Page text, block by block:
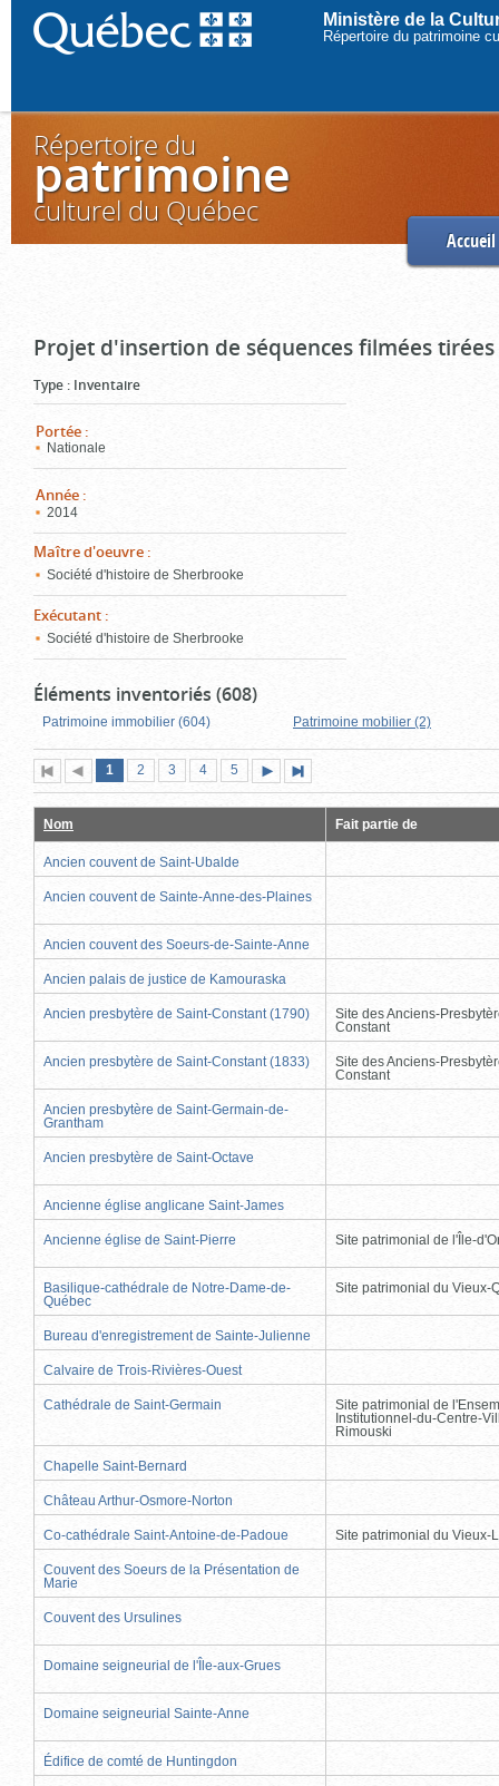
Ministère de la
Répertoire du patrimoine
Répertoire du
patrimoine
culturel du Québec
Accueil
Projet d'insertion de séquences filmées
Type : Inventaire
Portée :
Nationale
Année :
2014
Maître d'oeuvre :
Société d'histoire de Sherbrooke
Exécutant :
Société d'histoire de Sherbrooke
Éléments inventoriés (608)
Patrimoine immobilier (604) Patrimoine mobilier (2)
Première
page
Page
précédente
Page
1 (page
actuelle)
Page
2 Page
3 Page
4 Page
5
suivante
page
Nom Fait partie de
Ancien couvent de Saint-Ubalde
Ancien couvent de Sainte-Anne-des-Plaines
Ancien couvent des Soeurs-de-Sainte-Anne
Ancien palais de justice de Kamouraska
Ancien presbytère de Saint-Constant (1790)
Site des Anciens-
Constant
Ancien presbytère de Saint-Constant (1833)
Site des Anciens-
Constant
Ancien presbytère de Saint-Germain-de-
Grantham
Ancien presbytère de Saint-Octave
Ancienne église anglicane Saint-James
Ancienne église de Saint-Pierre Site patrimonial de l'Île-
Basilique-cathédrale de Notre-Dame-de-
Québec
Site patrimonial du Vieux-
Bureau d'enregistrement de Sainte-Julienne
Calvaire de Trois-Rivières-Ouest
Cathédrale de Saint-Germain
Site patrimonial de
Institutionnel-du-Centre-
Rimouski
Chapelle Saint-Bernard
Château Arthur-Osmore-Norton
Co-cathédrale Saint-Antoine-de-Padoue Site patrimonial du Vieux-
Couvent des Soeurs de la Présentation de
Marie
Couvent des Ursulines
Domaine seigneurial de l'Île-aux-Grues
Domaine seigneurial Sainte-Anne
Édifice de comté de Huntingdon